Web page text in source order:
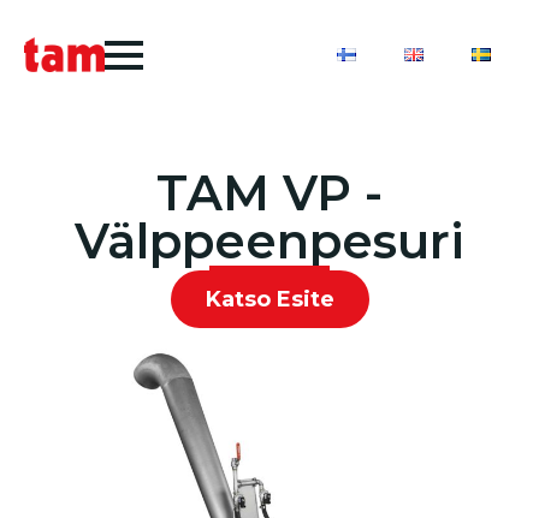
TAM VP -
Välppeenpesuri
Katso Esite